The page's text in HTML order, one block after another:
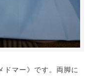
ドマー》です。両脚に